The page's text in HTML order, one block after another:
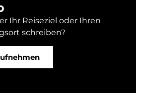
Ihr Reiseziel oder Ihren
schreiben?